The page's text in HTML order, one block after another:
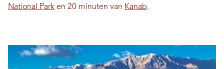
National Park en 20 minuten van Kanab.